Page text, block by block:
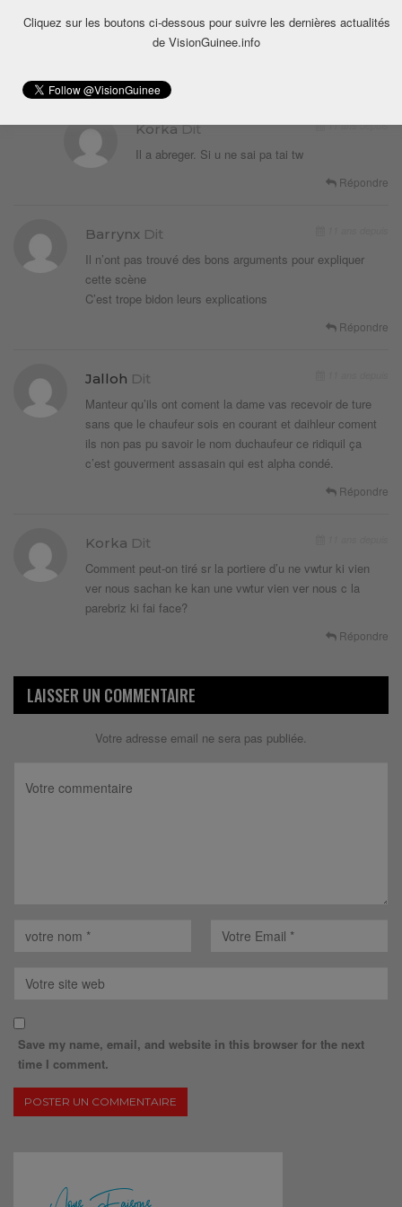
Coordialement avec deux o …….français est durrr
KorkaDit 11 ans depuis
Il a abreger. Si u ne sai pa tai tw
Répondre
Barrynx Dit
Il n’ont pas trouvé des bons arguments pour expliquer
cette scène
C’est trope bidon leurs explications
Répondre
Jalloh Dit
Manteur qu’ils ont coment la dame vas recevoir de ture
sans que le chaufeur sois en courant et daihleur coment
ils non pas pu savoir le nom duchaufeur ce ridiquil ça
c’est gouverment assasain qui est alpha condé.
Répondre
Korka Dit
Comment peut-on tiré sr la portiere d’u ne vwtur ki vien
ver nous sachan ke kan une vwtur vien ver nous c la
parebriz ki fai face?
Répondre
LAISSER UN COMMENTAIRE
Votre adresse email ne sera pas publiée.
Save my name, email, and website in this browser for the next
time I comment.
Cliquez sur les boutons ci-dessous pour suivre les dernières actualités
de VisionGuinee.info